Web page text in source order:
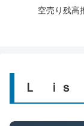
空売り残高
Ｌ ｉｓ